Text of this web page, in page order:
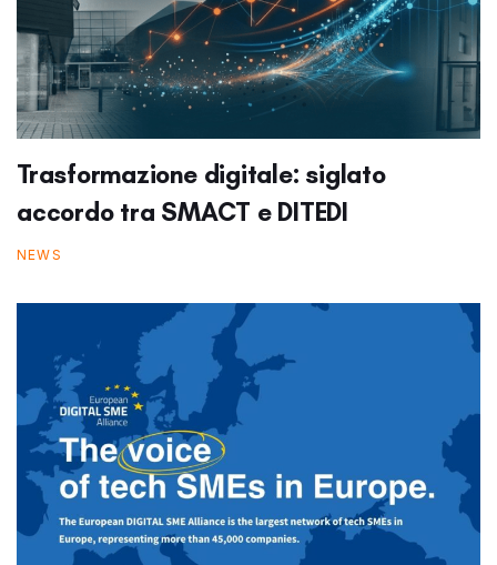
Trasformazione digitale: siglato
accordo tra SMACT e DITEDI
NEWS